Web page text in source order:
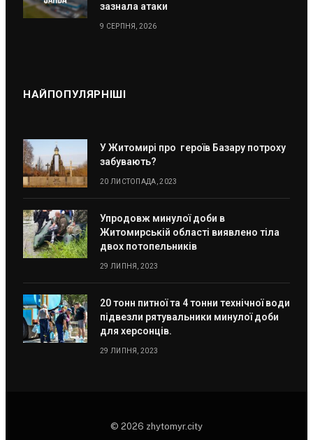
зазнала атаки
9 СЕРПНЯ, 2026
НАЙПОПУЛЯРНІШІ
У Житомирі про героїв Базару потроху
забувають?
20 ЛИСТОПАДА, 2023
Упродовж минулої доби в
Житомирській області виявлено тіла
двох потопельників
29 ЛИПНЯ, 2023
20 тонн питної та 4 тонни технічної води
підвезли рятувальники минулої доби
для херсонців.
29 ЛИПНЯ, 2023
© 2026 zhytomyr.city